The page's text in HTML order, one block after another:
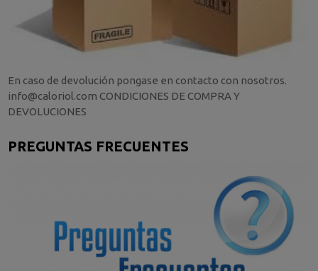
En caso de devolución pongase en contacto con nosotros.
info@caloriol.com CONDICIONES DE COMPRA Y
DEVOLUCIONES
PREGUNTAS FRECUENTES